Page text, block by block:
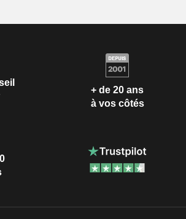
+ de 20 ans
à vos côtés